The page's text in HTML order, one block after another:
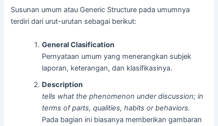
Susunan umum atau Generic Structure pada umumnya
terdiri dari urut-urutan sebagai berikut:
General Clasification
Pernyataan umum yang menerangkan subjek
laporan, keterangan, dan klasifikasinya.
Description
tells what the phenomenon under discussion; in
terms of parts, qualities, habits or behaviors.
Pada bagian ini biasanya memberikan gambaran